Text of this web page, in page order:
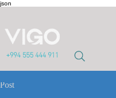
json
+994 555 444 911
Post